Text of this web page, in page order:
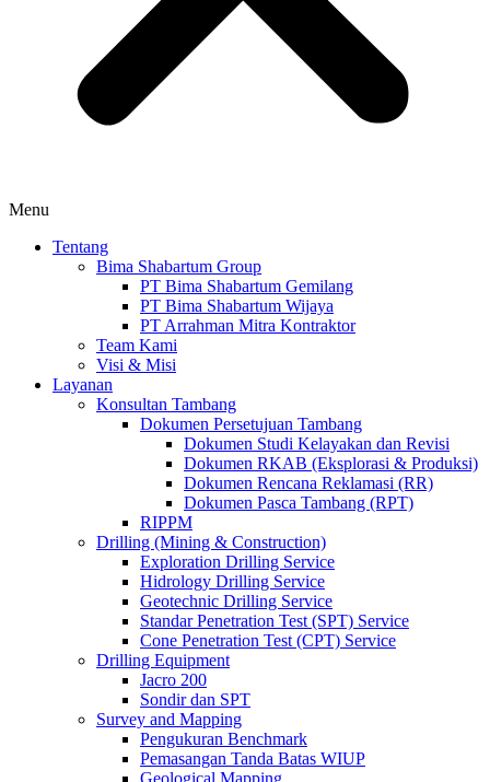
Menu
Tentang
Bima Shabartum Group
PT Bima Shabartum Gemilang
PT Bima Shabartum Wijaya
PT Arrahman Mitra Kontraktor
Team Kami
Visi & Misi
Layanan
Konsultan Tambang
Dokumen Persetujuan Tambang
Dokumen Studi Kelayakan dan Revisi
Dokumen RKAB (Eksplorasi & Produksi)
Dokumen Rencana Reklamasi (RR)
Dokumen Pasca Tambang (RPT)
RIPPM
Drilling (Mining & Construction)
Exploration Drilling Service
Hidrology Drilling Service
Geotechnic Drilling Service
Standar Penetration Test (SPT) Service
Cone Penetration Test (CPT) Service
Drilling Equipment
Jacro 200
Sondir dan SPT
Survey and Mapping
Pengukuran Benchmark
Pemasangan Tanda Batas WIUP
Geological Mapping